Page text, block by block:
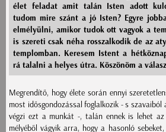
élet feladat amit talán Isten adott
tudom mire szánt a jó Isten? Egyre
elmélyülni, amikor tudok ott vagyok a
is szereti csak néha rosszalkodik de az
templomban. Keresem Istent a
rá talalni a helyes útra. Köszönöm a
Megrendítő, hogy élete során ennyi
most idősgondozással foglalkozik - s szavaiból
végzi ezt a munkát -, talán ennek is lehet az
mélyéből vágyik arra, hogy a hasonló